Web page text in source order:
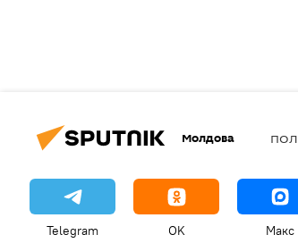
Молдова
Telegram OK Макс